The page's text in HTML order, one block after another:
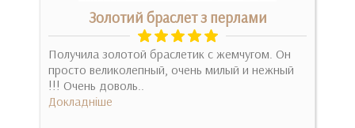
Золотий браслет з перлами
Получила золотой браслетик с жемчугом. Он
просто великолепный, очень милый и нежный
!!! Очень доволь..
Докладніше